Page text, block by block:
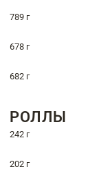
789 г
678 г
682 г
РОЛЛЫ
242 г
202 г